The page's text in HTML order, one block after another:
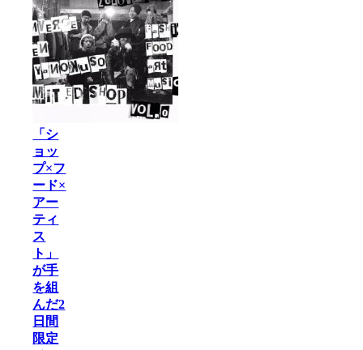
「シ
ョッ
プ×フ
ード×
アー
ティ
ス
ト」
が手
を組
んだ2
日間
限定